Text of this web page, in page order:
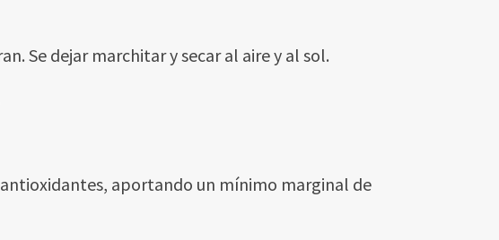
Se dejar marchitar y secar al aire y al sol.
aportando un mínimo marginal de